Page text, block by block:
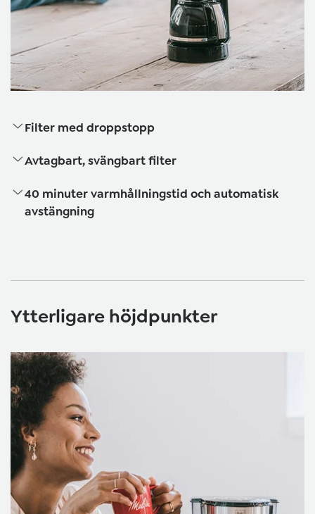
Filter med droppstopp
Avtagbart, svängbart filter
40 minuter varmhållningstid och automatisk
avstängning
Ytterligare höjdpunkter